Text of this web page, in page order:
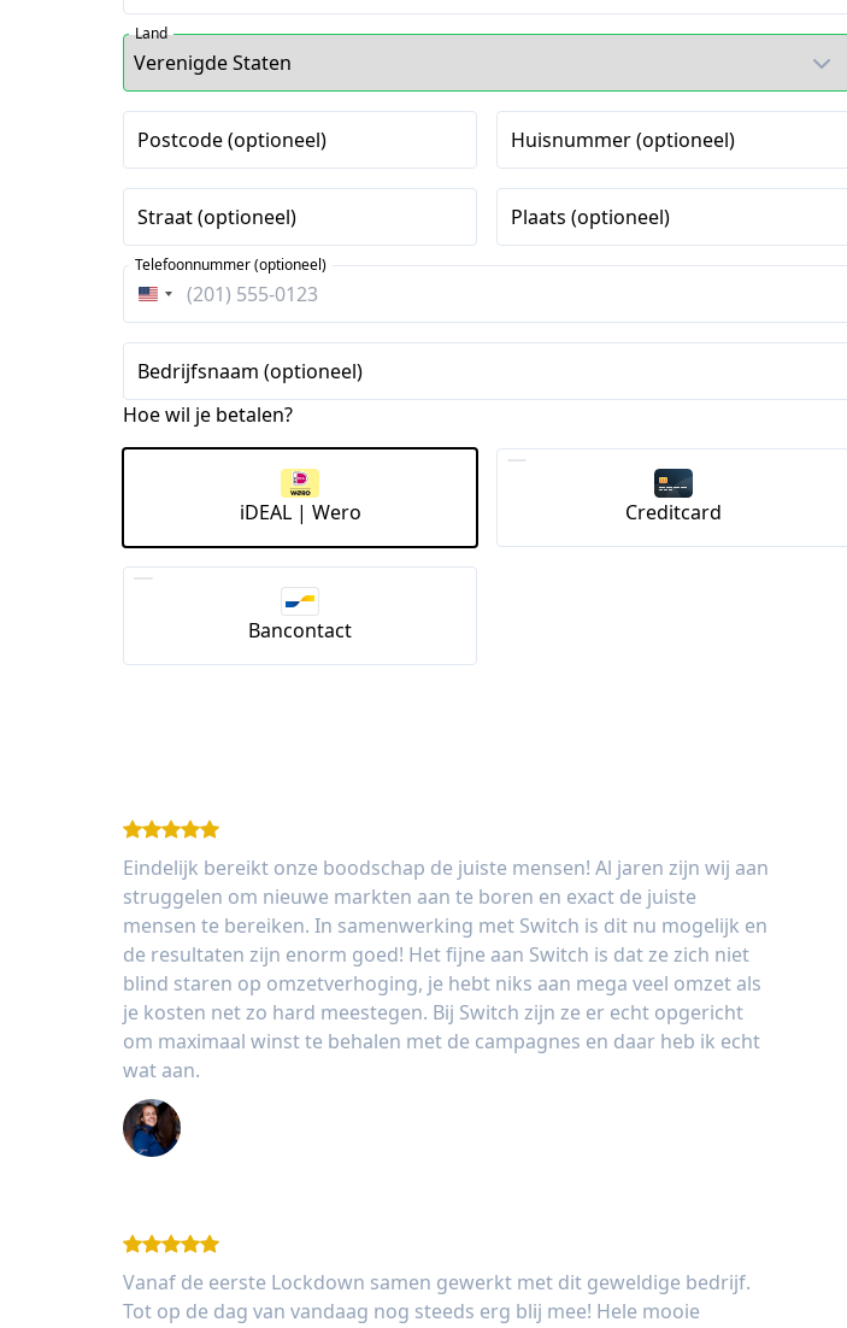
Land
Postcode (optioneel) Huisnummer (optioneel)
Straat (optioneel) Plaats (optioneel)
Verenigde
Staten
+1
Telefoonnummer (optioneel)
Bedrijfsnaam (optioneel)
Hoe wil je betalen?
iDEAL | Wero Creditcard
Bancontact
Eindelijk bereikt onze boodschap de juiste mensen! Al jaren zijn wij aan
struggelen om nieuwe markten aan te boren en exact de juiste
mensen te bereiken. In samenwerking met Switch is dit nu mogelijk en
de resultaten zijn enorm goed! Het fijne aan Switch is dat ze zich niet
blind staren op omzetverhoging, je hebt niks aan mega veel omzet als
je kosten net zo hard meestegen. Bij Switch zijn ze er echt opgericht
om maximaal winst te behalen met de campagnes en daar heb ik echt
wat aan.
Vanaf de eerste Lockdown samen gewerkt met dit geweldige bedrijf.
Tot op de dag van vandaag nog steeds erg blij mee! Hele mooie